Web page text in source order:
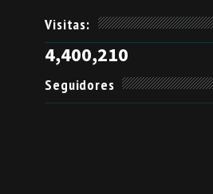
Visitas:
4,400,210
Seguidores